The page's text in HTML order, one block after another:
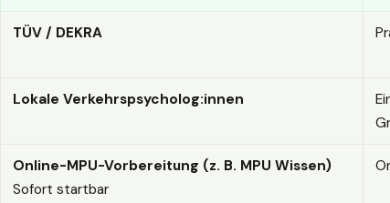
TÜV / DEKRA
Lokale Verkehrspsycholog:innen
Online-MPU-Vorbereitung (z. B. MPU Wissen)
Sofort startbar